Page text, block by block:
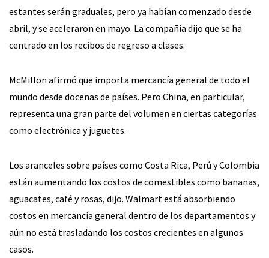
estantes serán graduales, pero ya habían comenzado desde
abril, y se aceleraron en mayo. La compañía dijo que se ha
centrado en los recibos de regreso a clases.
McMillon afirmó que importa mercancía general de todo el
mundo desde docenas de países. Pero China, en particular,
representa una gran parte del volumen en ciertas categorías
como electrónica y juguetes.
Los aranceles sobre países como Costa Rica, Perú y Colombia
están aumentando los costos de comestibles como bananas,
aguacates, café y rosas, dijo. Walmart está absorbiendo
costos en mercancía general dentro de los departamentos y
aún no está trasladando los costos crecientes en algunos
casos.